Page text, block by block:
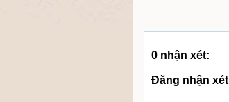
0 nhận xét:
Đăng nhận xét